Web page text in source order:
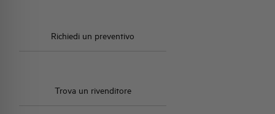
Richiedi un preventivo
Trova un rivenditore